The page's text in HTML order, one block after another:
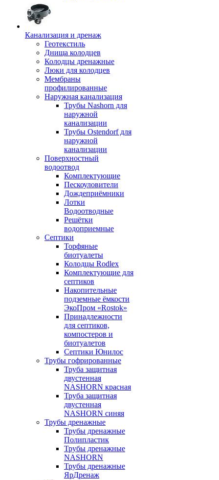
Канализация и дренаж
Геотекстиль
Днища колодцев
Колодцы дренажные
Люки для колодцев
Мембраны
профилированные
Наружная канализация
Трубы Nashorn для
наружной
канализации
Трубы Ostendorf для
наружной
канализации
Поверхностный
водоотвод
Комплектующие
Пескоуловители
Дождеприёмники
Лотки
Водоотводные
Решётки
водоприемные
Септики
Торфяные
биотуалеты
Колодцы Rodlex
Комплектующие для
септиков
Накопительные
подземные ёмкости
ЭкоПром «Rostok»
Принадлежности
для септиков,
компостеров и
биотуалетов
Септики Юнилос
Трубы гофрированные
Труба защитная
двустенная
NASHORN красная
Труба защитная
двустенная
NASHORN синяя
Трубы дренажные
Трубы дренажные
Полипластик
Трубы дренажные
NASHORN
Трубы дренажные
ЯрДренаж